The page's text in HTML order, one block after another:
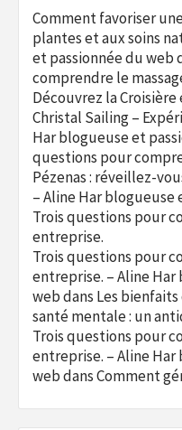
Comment favoriser
plantes et aux soins
et passionnée du web
comprendre le
Découvrez la Croisière
Christal Sailing –
Har blogueuse et
questions pour
Pézenas : réveillez-
– Aline Har blogueuse
Trois questions pour
entreprise.
Trois questions pour
entreprise. – Aline
webdans Les
santé mentale : un
Trois questions pour
entreprise. – Aline
webdansComment